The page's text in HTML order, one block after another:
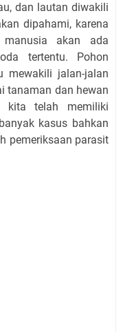
dan lautan diwakili
dipahami, karena
akan ada
tertentu. Pohon
mewakili jalan-jalan
tanaman dan hewan
kita telah memiliki
kasus bahkan
pemeriksaan parasit